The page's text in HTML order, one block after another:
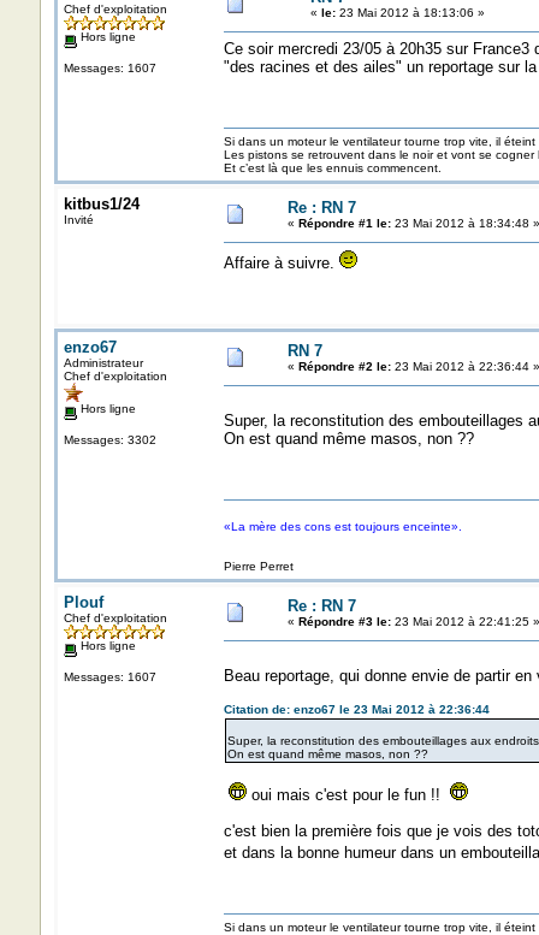
Chef d'exploitation
Hors ligne
Messages: 1607
« le:23 Mai 2012 à 18:13:06 »
Ce soir mercredi 23/05 à 20h35 sur France3
"des racines et des ailes" un reportage sur
Si dans un moteur le ventilateur tourne trop vite, il éteint
Les pistons se retrouvent dans le noir et vont se
Et c’est là que les ennuis commencent.
kitbus1/24
Invité
Re : RN 7
« Répondre #1 le:23 Mai 2012 à 18:34:48 »
Affaire à suivre.
enzo67
Administrateur
Chef d'exploitation
Hors ligne
Messages: 3302
RN 7
« Répondre #2 le:23 Mai 2012 à 22:36:44 »
Super, la reconstitution des embouteillages
On est quand même masos, non ??
«La mère des cons est toujours enceinte».
Pierre Perret
Plouf
Chef d'exploitation
Hors ligne
Messages: 1607
Re : RN 7
« Répondre #3 le:23 Mai 2012 à 22:41:25 »
Beau reportage, qui donne envie de partir
Citation de: enzo67 le 23 Mai 2012 à 22:36:44
Super, la reconstitution des embouteillages aux
On est quand même masos, non ??
oui mais c'est pour le fun !!
c'est bien la première fois que je vois des
et dans la bonne humeur dans un
Si dans un moteur le ventilateur tourne trop vite, il éteint